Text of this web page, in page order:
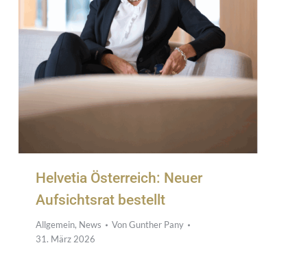
Helvetia Österreich: Neuer
Aufsichtsrat bestellt
Allgemein, News VonGunther Pany
31. März 2026